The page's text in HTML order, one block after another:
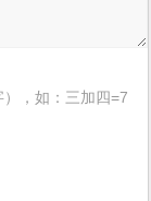
，如：三加四=7